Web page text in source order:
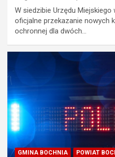
W siedzibie Urzędu Miejskiego
oficjalne przekazanie nowych
ochronnej dla dwóch…
GMINA BOCHNIA
POWIAT